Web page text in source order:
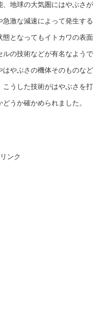
、地球の大気圏にはやぶさが
激な減速によって発生する
となってもイトカワの表面
の技術などが有名なようで
やぶさの機体そのものなど
うした技術がはやぶさを打
うか確かめられました。
ンク